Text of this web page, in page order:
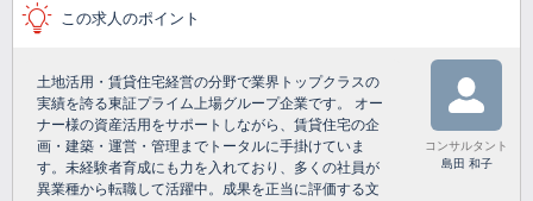
この求人のポイント
土地活用・賃貸住宅経営の分野で業界トップクラスの
実績を誇る東証プライム上場グループ企業です。 オー
ナー様の資産活用をサポートしながら、賃貸住宅の企
画・建築・運営・管理までトータルに手掛けていま
す。未経験者育成にも力を入れており、多くの社員が
異業種から転職して活躍中。成果を正当に評価する文
コンサルタント
島田 和子